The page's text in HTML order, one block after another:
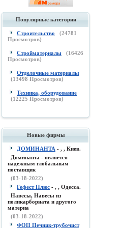
Популярные категории
Строительство (24781
Просмотров)
Стройматериалы (16426
Просмотров)
Отделочные материалы
(13498 Просмотров)
Техника, оборудование
(12225 Просмотров)
Новые фирмы
ДОМИНАНТА - , , Киев.
Доминанта - является
надежным глобальным
поставщик
(03-18-2022)
Гефест Плюс - , , Одесса.
Навесы, Навесы из
поликарборната и другого
материа
(03-18-2022)
ФОП Печник-трубочист